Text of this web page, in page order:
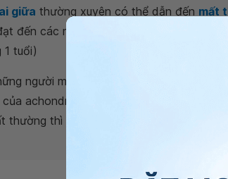
giữa thường xuyên có thể dẫn đến mất
đến các mốc phát triển, ví dụ như biết
1 tuổi)
người mắc chứng achondroplasia có
achondroplasia có thể bị nhầm lẫn
thường thì cha mẹ nên cho trẻ đi khám